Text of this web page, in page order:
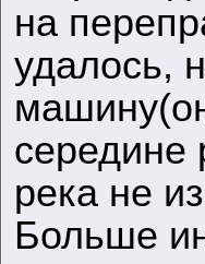
на
удалось,
середине
река не
Больше